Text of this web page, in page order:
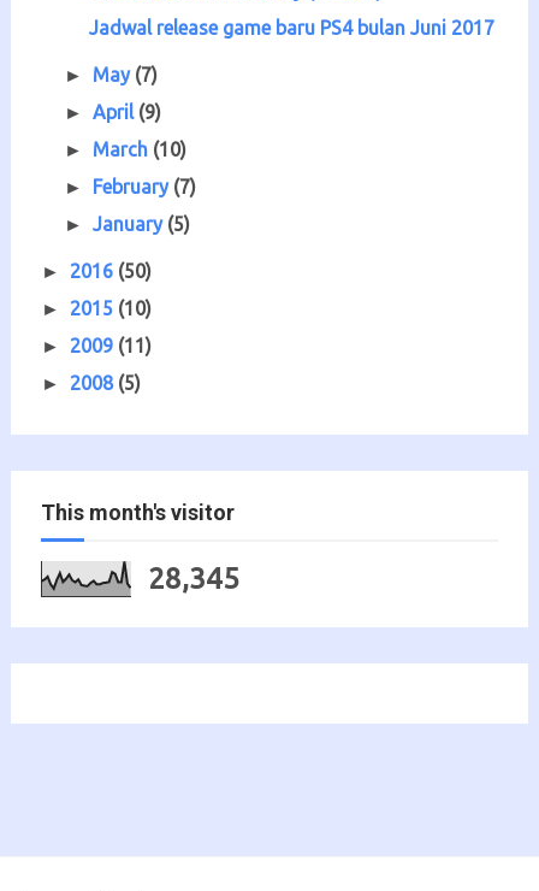
Jadwal release game baru PS4 bulan Juni 2017
► May (7)
►April (9)
► March (10)
► February (7)
►January (5)
► 2016 (50)
► 2015 (10)
► 2009 (11)
► 2008 (5)
This month's visitor
28,345